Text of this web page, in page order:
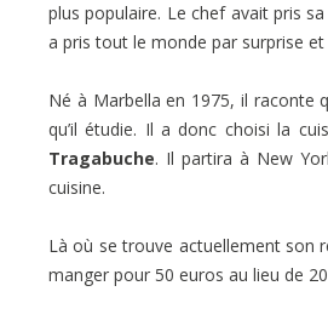
plus populaire. Le chef avait pris
a pris tout le monde par surprise
Né à Marbella en 1975, il raconte
qu’il étudie. Il a donc choisi la
Tragabuche. Il partira à New
cuisine.
Là où se trouve actuellement son
manger pour 50 euros au lieu de